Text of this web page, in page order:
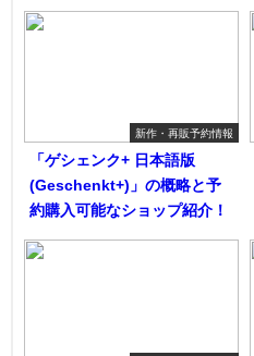
新作・再販予約情報
「ゲシェンク+ 日本語版
(Geschenkt+)」の概略と予
約購入可能なショップ紹介！